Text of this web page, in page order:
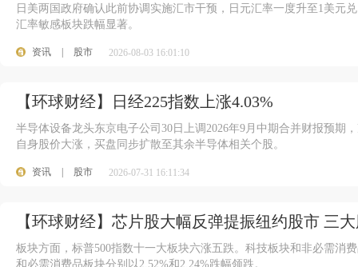
日美两国政府确认此前协调实施汇市干预，日元汇率一度升至1美元
汇率敏感板块跌幅显著。
资讯 股市 2026-08-03 16:01:10
【环球财经】日经225指数上涨4.03%
半导体设备龙头东京电子公司30日上调2026年9月中期合并财报预期
自身股价大涨，买盘同步扩散至其余半导体相关个股。
资讯 股市 2026-07-31 16:11:34
【环球财经】芯片股大幅反弹提振纽约股市 三
板块方面，标普500指数十一大板块六涨五跌。科技板块和非必需消
和必需消费品板块分别以2.52%和2.24%跌幅领跌。